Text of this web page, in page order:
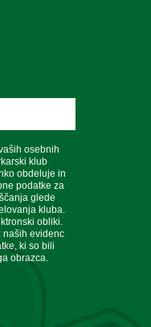
osebnih
klub
obdeluje in
podatke za
glede
kluba.
obliki.
naših evidenc
ki so bili
obrazca.